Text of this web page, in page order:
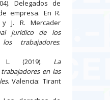
Delegados de
empresa. En R.
y J. R. Mercader
jurídico de los
trabajadores.
L. (2019). La
en las
. Valencia: Tirant